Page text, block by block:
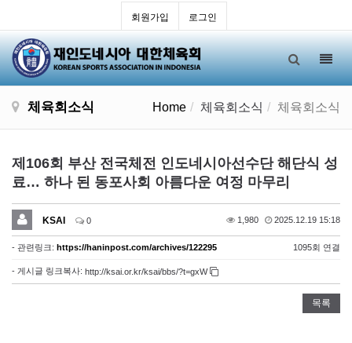
회원가입 로그인
체육회소식 Home 체육회소식 체육회소식
제106회 부산 전국체전 인도네시아선수단 해단식 성
료… 하나 된 동포사회 아름다운 여정 마무리
KSAI 0 1,980 2025.12.19 15:18
- 관련링크: https://haninpost.com/archives/122295 1095회 연결
- 게시글 링크복사: http://ksai.or.kr/ksai/bbs/?t=gxW
목록